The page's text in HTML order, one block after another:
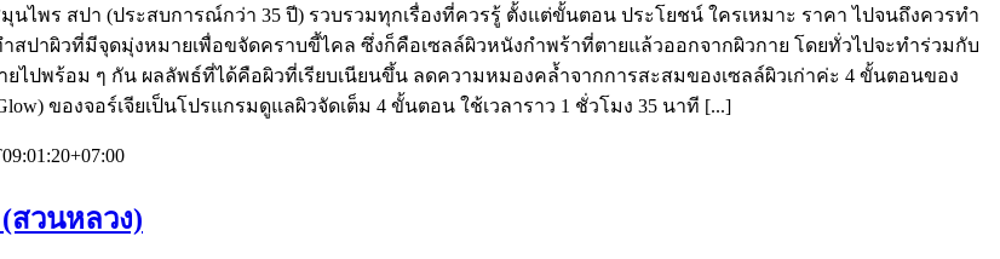
ไพร สปา (ประสบการณ์กว่า 35 ปี) รวบรวมทุกเรื่องที่ควรรู้ ตั้งแต่ขั้นตอน ประโยชน์ ใครเหมาะ ราคา ไปจนถึงควรทำ
ปาผิวที่มีจุดมุ่งหมายเพื่อขจัดคราบขี้ไคล ซึ่งก็คือเซลล์ผิวหนังกำพร้าที่ตายแล้วออกจากผิวกาย โดยทั่วไปจะทำร่วมกับ
ไปพร้อม ๆ กัน ผลลัพธ์ที่ได้คือผิวที่เรียบเนียนขึ้น ลดความหมองคล้ำจากการสะสมของเซลล์ผิวเก่าค่ะ 4 ขั้นตอนของ
ของจอร์เจียเป็นโปรแกรมดูแลผิวจัดเต็ม 4 ขั้นตอน ใช้เวลาราว 1 ชั่วโมง 35 นาที [...]
สวนหลวง)